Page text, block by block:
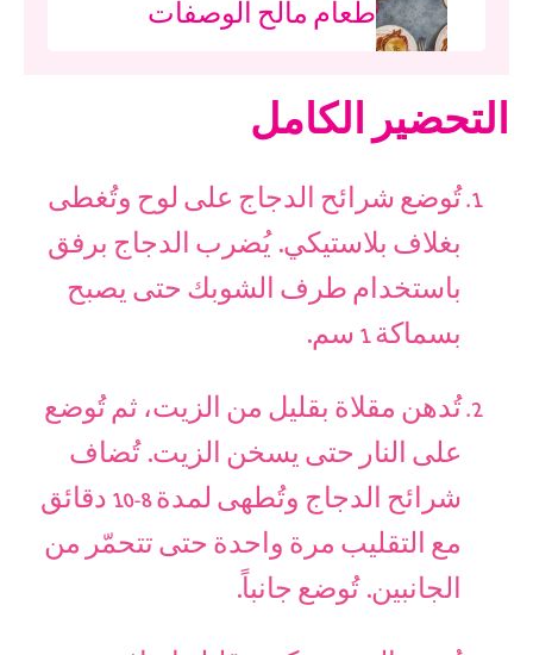
طعام مالح الوصفات
التحضير الكامل
تُوضع شرائح الدجاج على لوح وتُغطى
بغلاف بلاستيكي. يُضرب الدجاج برفق
باستخدام طرف الشوبك حتى يصبح
بسماكة 1 سم.
تُدهن مقلاة بقليل من الزيت، ثم تُوضع
على النار حتى يسخن الزيت. تُضاف
شرائح الدجاج وتُطهى لمدة 8-10 دقائق
مع التقليب مرة واحدة حتى تتحمّر من
الجانبين. تُوضع جانباً.